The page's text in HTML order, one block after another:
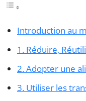
Introduction au
1. Réduire,
2. Adopter une
3. Utiliser les